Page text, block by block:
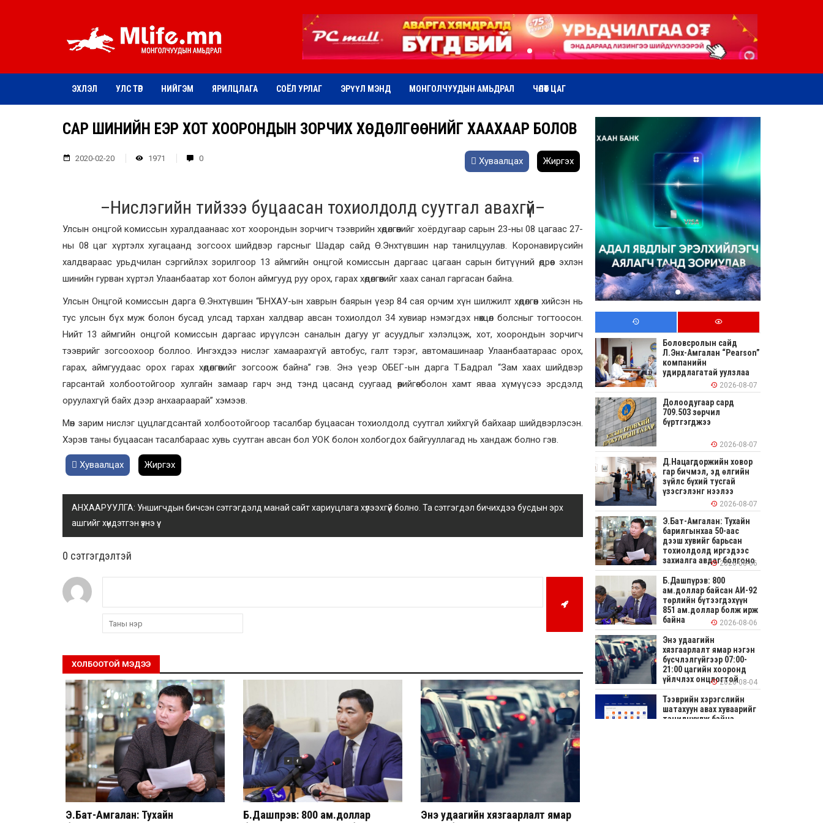
ЭХЛЭЛ УЛС ТӨР НИЙГЭМ ЯРИЛЦЛАГА СОЁЛ УРЛАГ ЭРҮҮЛ МЭНД МОНГОЛЧУУДЫН АМЬДРАЛ ЧӨЛӨӨТ ЦАГ
САР ШИНИЙН ҮЕЭР ХОТ ХООРОНДЫН ЗОРЧИХ ХӨДӨЛГӨӨНИЙГ ХААХААР БОЛОВ
2020-02-20 1971 0 Хуваалцах Жиргэх
–Нислэгийн тийзээ буцаасан тохиолдолд суутгал авахгүй–
Улсын онцгой комиссын хуралдаанаас хот хоорондын зорчигч тээврийн хөдөлгөөнийг хоёрдугаар сарын 23-ны 08 цагаас 27-
ны 08 цаг хүртэлх хугацаанд зогсоох шийдвэр гарсныг Шадар сайд Ө.Энхтүвшин нар танилцуулав. Коронавирүсийн
халдвараас урьдчилан сэргийлэх зорилгоор 13 аймгийн онцгой комиссын даргаас цагаан сарын битүүний өдрөөс эхлэн
шинийн гурван хүртэл Улаанбаатар хот болон аймгууд руу орох, гарах хөдөлгөөнийг хаах санал гаргасан байна.
Улсын Онцгой комиссын дарга Ө.Энхтүвшин “БНХАУ-ын хаврын баярын үеэр 84 сая орчим хүн шилжилт хөдөлгөөн хийсэн нь
тус улсын бүх муж болон бусад улсад тархан халдвар авсан тохиолдол 34 хувиар нэмэгдэх нөхцөл болсныг тогтоосон.
Нийт 13 аймгийн онцгой комиссын даргаас ирүүлсэн саналын дагуу уг асуудлыг хэлэлцэж, хот, хоорондын зорчигч
тээврийг зогсоохоор боллоо. Ингэхдээ нислэг хамаарахгүй автобус, галт тэрэг, автомашинаар Улаанбаатараас орох,
гарах, аймгуудаас орох гарах хөдөлгөөнийг зогсоож байна” гэв. Энэ үеэр ОБЕГ-ын дарга Т.Бадрал “Зам хаах шийдвэр
гарсантай холбоотойгоор хулгайн замаар гарч энд тэнд цасанд суугаад өөрийгөө болон хамт яваа хүмүүсээ эрсдэлд
оруулахгүй байх дээр анхаараарай” хэмээв.
Мөн зарим нислэг цуцлагдсантай холбоотойгоор тасалбар буцаасан тохиолдолд суутгал хийхгүй байхаар шийдвэрлэсэн.
Хэрэв таны буцаасан тасалбараас хувь суутган авсан бол УОК болон холбогдох байгууллагад нь хандаж болно гэв.
Хуваалцах Жиргэх
АНХААРУУЛГА: Уншигчдын бичсэн сэтгэгдэлд манай сайт хариуцлага хүлээхгүй болно. Та сэтгэгдэл бичихдээ бусдын эрх
ашгийг хүндэтгэн үзнэ үү.
0 cэтгэгдэлтэй
ХОЛБООТОЙ МЭДЭЭ
Э.Бат-Амгалан: Тухайн
Б.Дашпүрэв: 800 ам.доллар
Энэ удаагийн хязгаарлалт ямар
Боловсролын сайд
Л.Энх-Амгалан “Pearson”
компанийн
удирдлагатай уулзлаа
2026-08-07
Долоодугаар сард
709.503 зөрчил
бүртгэгджээ
2026-08-07
Д.Нацагдоржийн ховор
гар бичмэл, эд өлгийн
зүйлс бүхий тусгай
үзэсгэлэнг нээлээ
2026-08-07
Э.Бат-Амгалан: Тухайн
барилгынхаа 50-аас
дээш хувийг барьсан
тохиолдолд иргэдээс
захиалга авдаг болгоно
2026-08-06
Б.Дашпүрэв: 800
ам.доллар байсан АИ-92
төрлийн бүтээгдэхүүн
851 ам.доллар болж ирж
байна
2026-08-06
Энэ удаагийн
хязгаарлалт ямар нэгэн
бүсчлэлгүйгээр 07:00-
21:00 цагийн хооронд
үйлчлэх онцлогтой2026-08-04
Тээврийн хэрэгслийн
шатахуун авах хуваарийг
танилцуулж байна